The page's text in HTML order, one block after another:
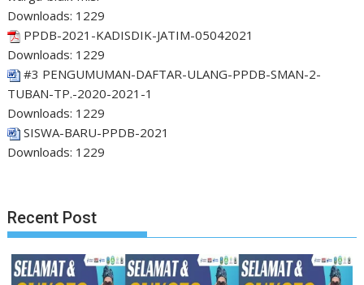
Downloads: 1229
PPDB-2021-KADISDIK-JATIM-05042021
Downloads: 1229
#3 PENGUMUMAN-DAFTAR-ULANG-PPDB-SMAN-2-
TUBAN-TP.-2020-2021-1
Downloads: 1229
SISWA-BARU-PPDB-2021
Downloads: 1229
Recent Post